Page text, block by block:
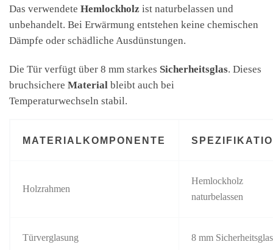
Das verwendete Hemlockholz ist naturbelassen und
unbehandelt. Bei Erwärmung entstehen keine chemischen
Dämpfe oder schädliche Ausdünstungen.
Die Tür verfügt über 8 mm starkes Sicherheitsglas. Dieses
bruchsichere Material bleibt auch bei
Temperaturwechseln stabil.
MATERIALKOMPONENTE
Holzrahmen
Hemlockholz
naturbelassen
Türverglasung 8 mm Sicherheitsglas